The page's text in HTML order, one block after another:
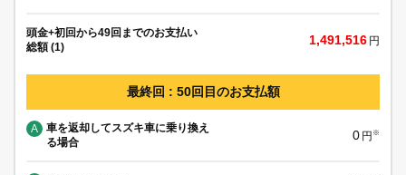
頭金+初回から49回までのお支払い
総額 (1)
1,491,516 円
最終回 : 50回目のお支払額
A
車を返却してスズキ車に乗り換え
る場合
0 円 ※